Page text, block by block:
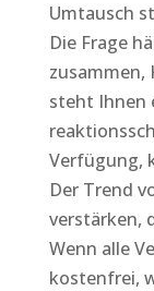
Umtausch
Die Frage
zusammen,
steht Ihnen
Verfügung,
Der Trend
verstärken,
Wenn alle
kostenfrei,